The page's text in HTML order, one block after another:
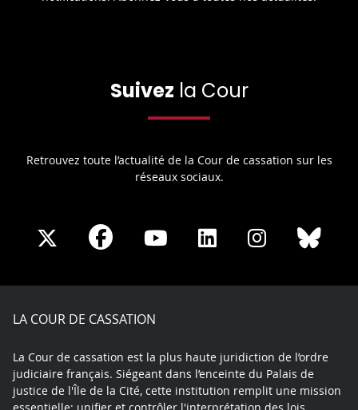
Suivez la Cour
Retrouvez toute l’actualité de la Cour de cassation sur les
réseaux sociaux.
Share
X
Share
Facebook
Share
Youtube
Share
LinkedIn
Share
Instagram
LA COUR DE CASSATION
La Cour de cassation est la plus haute juridiction de l’ordre
judiciaire français. Siégeant dans l’enceinte du Palais de
justice de l'Île de la Cité, cette institution remplit une mission